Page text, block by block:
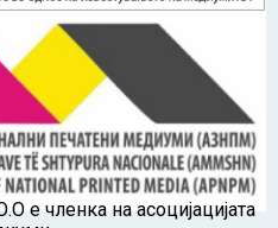
членка на асоцијацијата